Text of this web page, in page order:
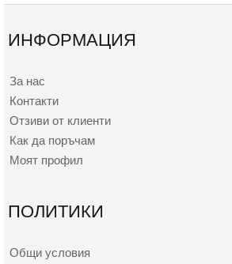
ИНФОРМАЦИЯ
За нас
Контакти
Отзиви от клиенти
Как да поръчам
Моят профил
ПОЛИТИКИ
Общи условия